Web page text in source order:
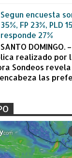
Segun encuesta
35%, FP 23%, PLD
responde 27%
SANTO DOMINGO.
realizado por
Sondeos
las